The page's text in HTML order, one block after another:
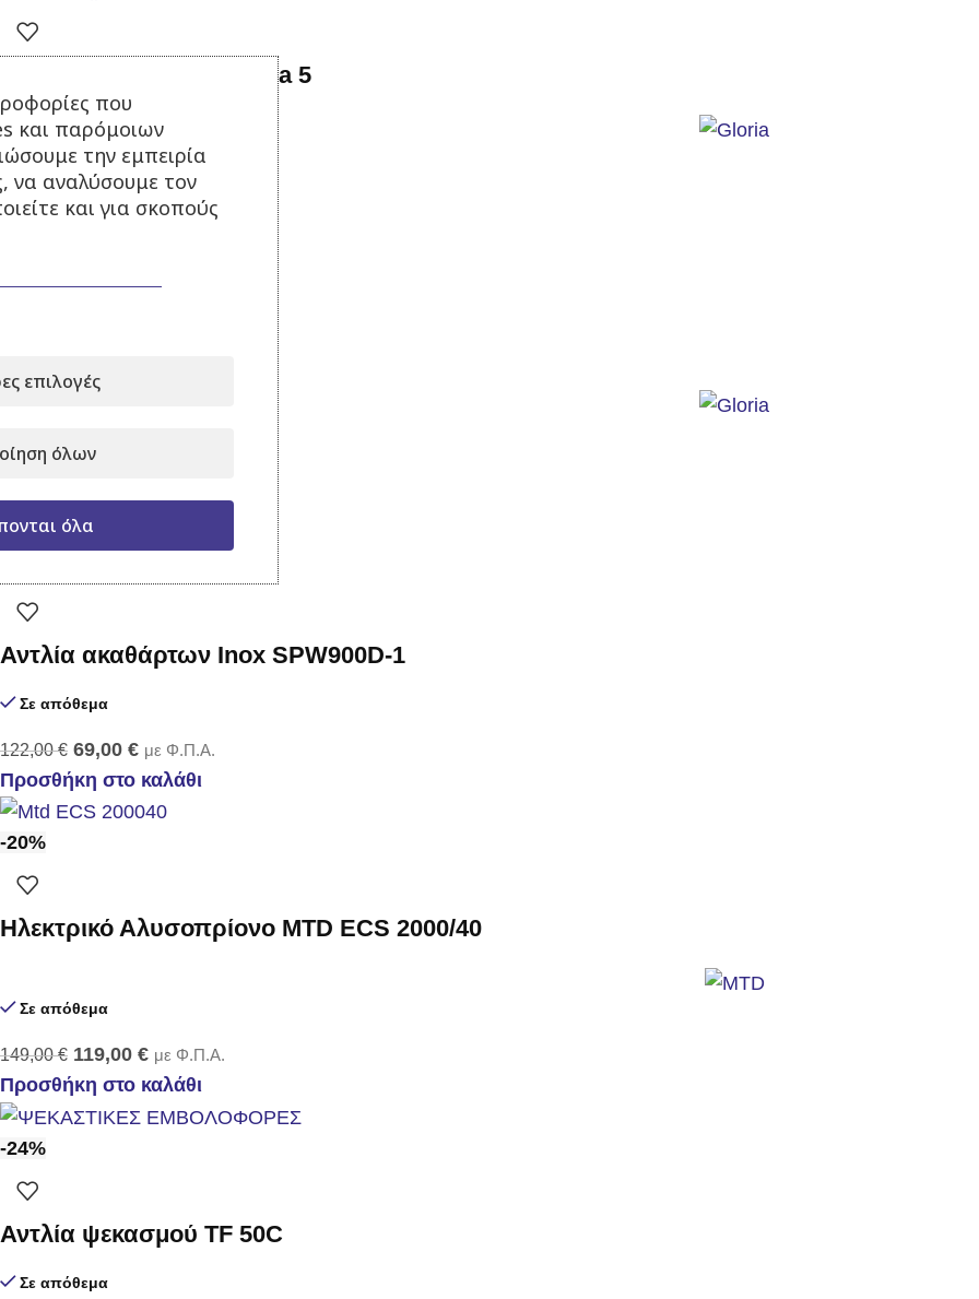
Ψεκαστήρας Gloria Prima 5
Σε απόθεμα
34,90€ με Φ.Π.Α.
Προσθήκη στο καλάθι
Αντλία ακαθάρτων Inox SPW900D-1
Σε απόθεμα
122,00€ 69,00 € με Φ.Π.Α.
Προσθήκη στο καλάθι
-20%
Ηλεκτρικό Αλυσοπρίονο MTD ECS 2000/40
Σε απόθεμα
149,00€ 119,00 € με Φ.Π.Α.
Προσθήκη στο καλάθι
-24%
Αντλία ψεκασμού TF 50C
Σε απόθεμα
που
και παρόμοιων
την εμπειρία
να αναλύσουμε τον
και για σκοπούς
επιλογές
όλων
όλα